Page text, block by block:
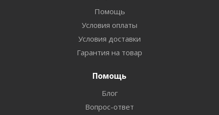
Помощь
Условия оплаты
Условия доставки
Гарантия на товар
Помощь
Блог
Вопрос-ответ